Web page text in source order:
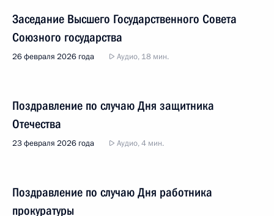
Заседание Высшего Государственного Совета
Союзного государства
26 февраля 2026 года Аудио, 18 мин.
Поздравление по случаю Дня защитника
Отечества
23 февраля 2026 года Аудио, 4 мин.
Поздравление по случаю Дня работника
прокуратуры